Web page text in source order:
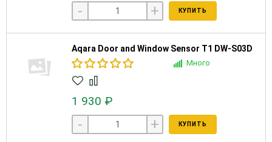
- + КУПИТЬ
Aqara Door and Window Sensor T1 DW-S03D
Много
1 930 ₽
- + КУПИТЬ